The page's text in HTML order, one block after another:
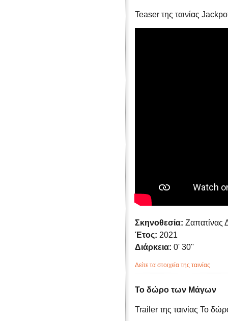
Teaser της ταινίας
Σκηνοθεσία: Ζαπατίνας
Έτος: 2021
Διάρκεια: 0' 30''
Δείτε τα στοιχεία της ταινίας
Το δώρο των Μάγων
Trailer της ταινίας Το